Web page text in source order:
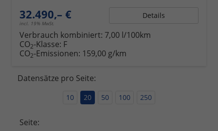
32.490,– €
incl. 19% MwSt.
Details
Verbrauch kombiniert: 7,00 l/100km
CO2-Klasse: F
CO2-Emissionen: 159,00 g/km
Datensätze pro Seite:
10 20 50 100 250
Seite: